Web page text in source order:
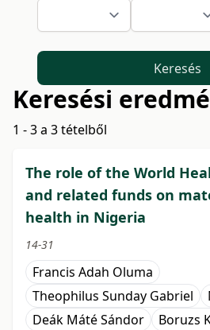
Keresés
Keresési
1 - 3 a 3 tételből
The role of the World
and related funds on
health in Nigeria
14-31
Francis Adah Oluma
Theophilus Sunday Gabriel
Deák Máté Sándor
Boruzs